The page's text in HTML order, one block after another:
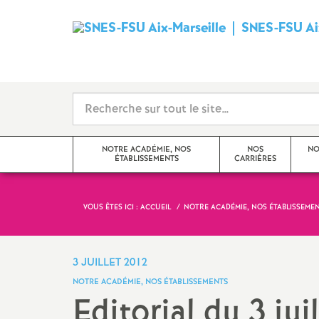
SNES-FSU
NOTRE ACADÉMIE, NOS
ÉTABLISSEMENTS
Actualités de l’académie
Actualités des établissements
NOS
CARRIÈRES
Formation
VOUS ÊTES ICI : ACCUEIL NOTRE ACADÉMIE, NOS
3 JUILLET 2012
NOTRE ACADÉMIE, NOS ÉTABLISSEMENTS